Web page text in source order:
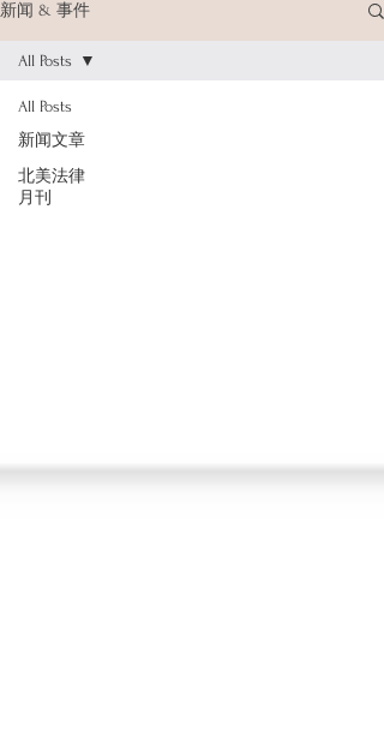
新闻 & 事件
All Posts
新闻文章
北美法律
月刊
All Posts